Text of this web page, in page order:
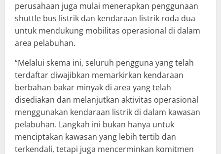
perusahaan juga mulai menerapkan penggunaan
shuttle bus listrik dan kendaraan listrik roda dua
untuk mendukung mobilitas operasional di dalam
area pelabuhan.
“Melalui skema ini, seluruh pengguna yang telah
terdaftar diwajibkan memarkirkan kendaraan
berbahan bakar minyak di area yang telah
disediakan dan melanjutkan aktivitas operasional
menggunakan kendaraan listrik di dalam kawasan
pelabuhan. Langkah ini bukan hanya untuk
menciptakan kawasan yang lebih tertib dan
terkendali, tetapi juga mencerminkan komitmen